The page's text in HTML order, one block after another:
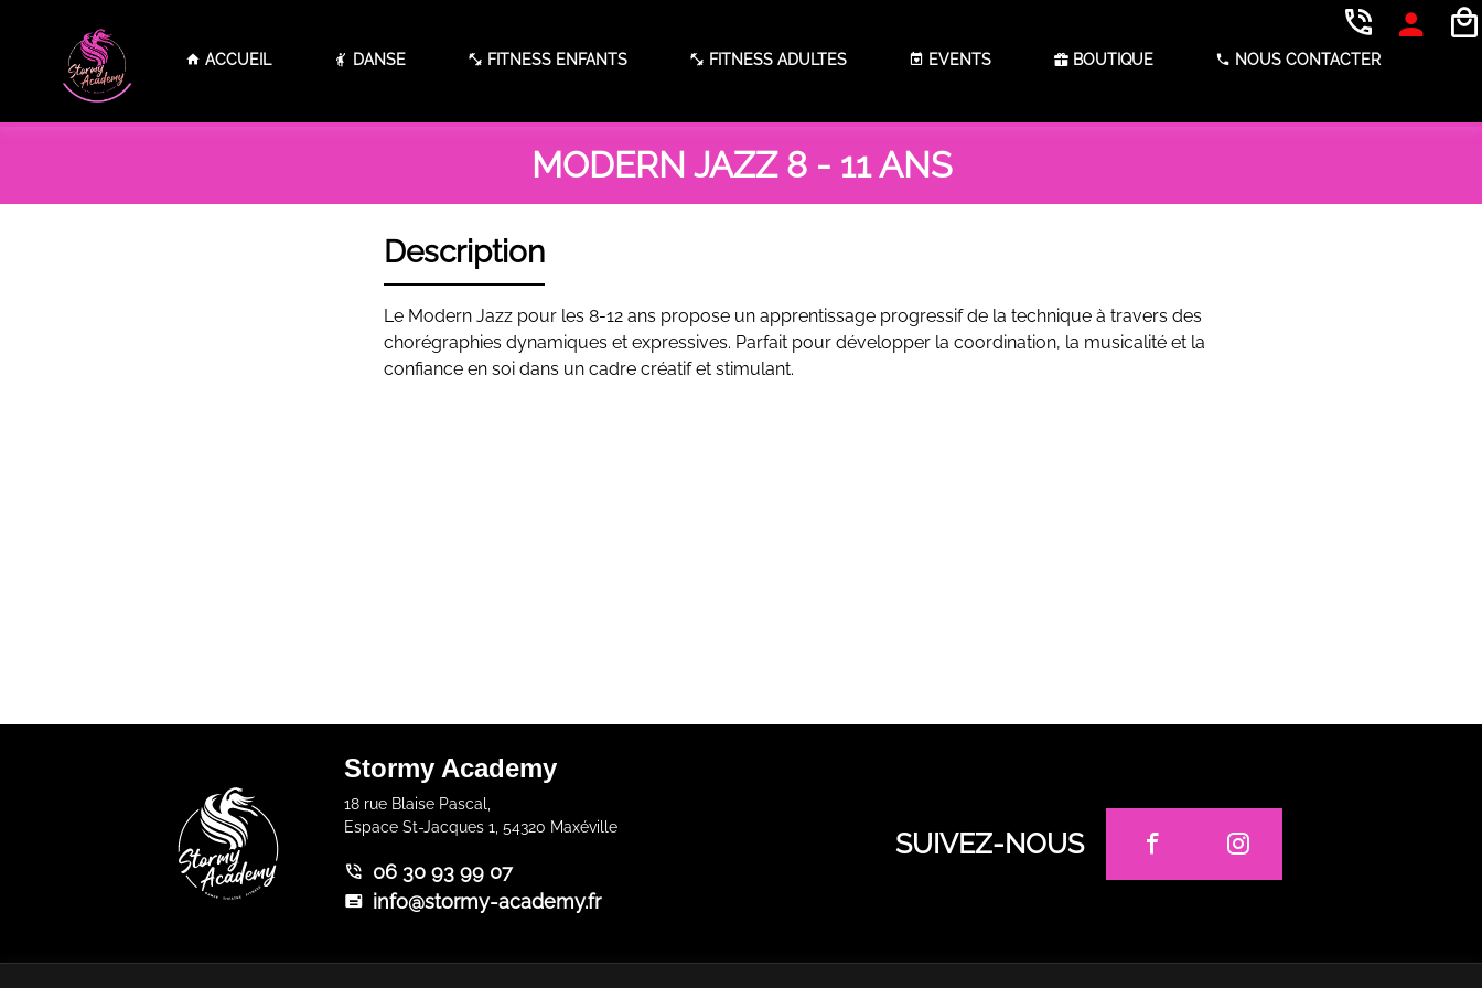
ACCUEIL DANSE FITNESS ENFANTS FITNESS ADULTES EVENTS BOUTIQUE NOUS CONTACTER
MODERN JAZZ 8 - 11 ANS
Description
Le Modern Jazz pour les 8-12 ans propose un apprentissage progressif de la technique à travers des
chorégraphies dynamiques et expressives. Parfait pour développer la coordination, la musicalité et la
confiance en soi dans un cadre créatif et stimulant.
Stormy Academy
18 rue Blaise Pascal,
Espace St-Jacques 1, 54320 Maxéville
06 30 93 99 07
info@stormy-academy.fr
SUIVEZ-NOUS